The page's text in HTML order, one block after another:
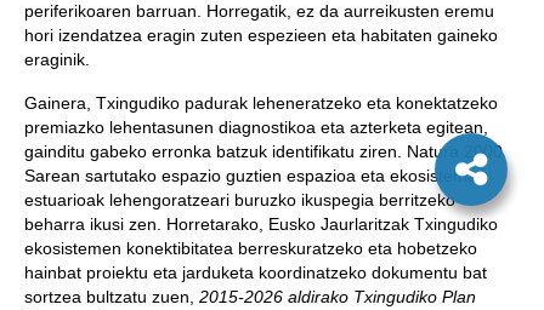
periferikoaren barruan. Horregatik, ez da aurreikusten eremu
hori izendatzea eragin zuten espezieen eta habitaten gaineko
eraginik.
Gainera, Txingudiko padurak leheneratzeko eta konektatzeko
premiazko lehentasunen diagnostikoa eta azterketa egitean,
gainditu gabeko erronka batzuk identifikatu ziren. Natura 2000
Sarean sartutako espazio guztien espazioa eta ekosistema
estuarioak lehengoratzeari buruzko ikuspegia berritzeko
beharra ikusi zen. Horretarako, Eusko Jaurlaritzak Txingudiko
ekosistemen konektibitatea berreskuratzeko eta hobetzeko
hainbat proiektu eta jarduketa koordinatzeko dokumentu bat
sortzea bultzatu zuen, 2015-2026 aldirako Txingudiko Plan